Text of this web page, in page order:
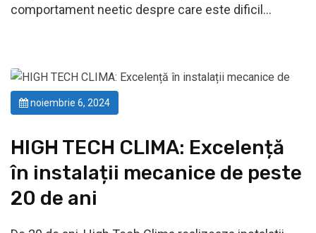
comportament neetic despre care este dificil…
noiembrie 6, 2024
HIGH TECH CLIMA: Excelență
în instalații mecanice de peste
20 de ani